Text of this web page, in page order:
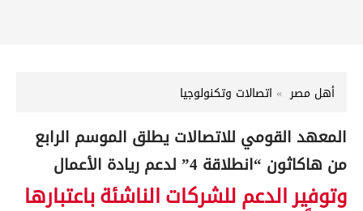
أهل مصر اتصالات وتكنولوجيا
المعهد القومي للاتصالات يطلق الموسم الرابع
من هاكاثون “انطلاقة 4” لدعم ريادة الأعمال
وتوفير الدعم للشركات الناشئة باعتبارها